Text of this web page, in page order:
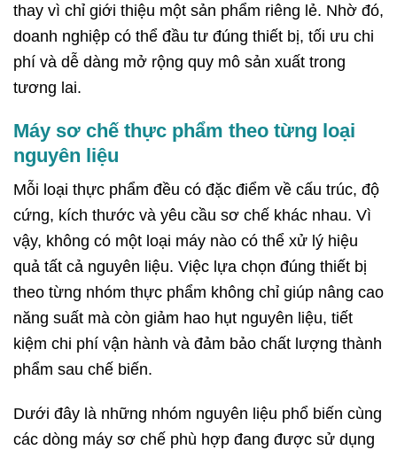
thay vì chỉ giới thiệu một sản phẩm riêng lẻ. Nhờ đó,
doanh nghiệp có thể đầu tư đúng thiết bị, tối ưu chi
phí và dễ dàng mở rộng quy mô sản xuất trong
tương lai.
Máy sơ chế thực phẩm theo từng loại
nguyên liệu
Mỗi loại thực phẩm đều có đặc điểm về cấu trúc, độ
cứng, kích thước và yêu cầu sơ chế khác nhau. Vì
vậy, không có một loại máy nào có thể xử lý hiệu
quả tất cả nguyên liệu. Việc lựa chọn đúng thiết bị
theo từng nhóm thực phẩm không chỉ giúp nâng cao
năng suất mà còn giảm hao hụt nguyên liệu, tiết
kiệm chi phí vận hành và đảm bảo chất lượng thành
phẩm sau chế biến.
Dưới đây là những nhóm nguyên liệu phổ biến cùng
các dòng máy sơ chế phù hợp đang được sử dụng